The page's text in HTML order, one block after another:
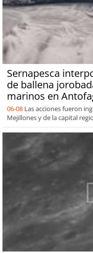
Sernapesca
de ballena
marinos en
06-08 Las acciones fueron
Mejillones y de la capital